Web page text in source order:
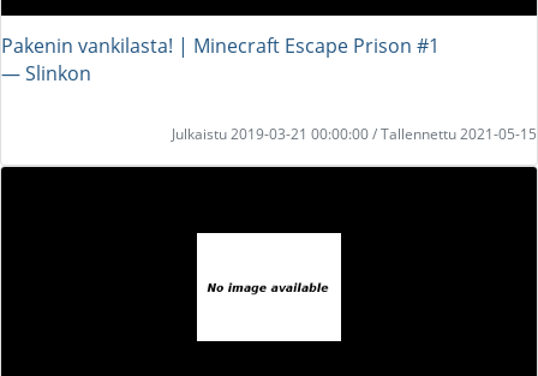
Pakenin vankilasta! | Minecraft Escape Prison #1
― Slinkon
Julkaistu 2019-03-21 00:00:00 / Tallennettu 2021-05-15